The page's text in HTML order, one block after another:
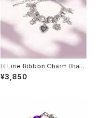
H Line Ribbon Charm Brac
elet
¥3,850